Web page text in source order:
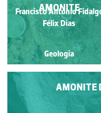
Francisco António Fidalgo
Félix Dias
Geologia
AMONITE
Francisco António
Félix Dias
Geologia
AMONITE